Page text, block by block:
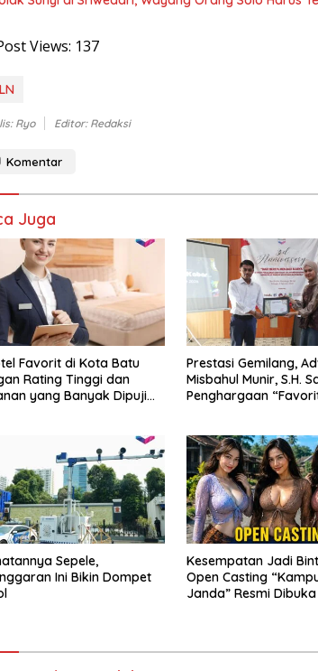
Views: 137
Ryo Editor: Redaksi
Komentar
Juga
Favorit di Kota Batu
Rating Tinggi dan
yang Banyak Dipuji
Prestasi Gemilang,
Misbahul Munir, S.H.
Penghargaan
Sepele,
Ini Bikin Dompet
Kesempatan Jadi
Open Casting
Janda” Resmi Dibuka